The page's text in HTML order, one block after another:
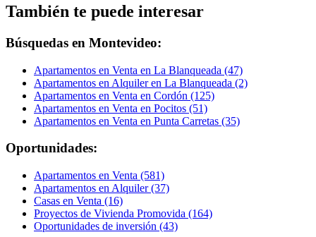
También te puede interesar
Búsquedas en Montevideo:
Apartamentos en Venta en La Blanqueada (47)
Apartamentos en Alquiler en La Blanqueada (2)
Apartamentos en Venta en Cordón (125)
Apartamentos en Venta en Pocitos (51)
Apartamentos en Venta en Punta Carretas (35)
Oportunidades:
Apartamentos en Venta (581)
Apartamentos en Alquiler (37)
Casas en Venta (16)
Proyectos de Vivienda Promovida (164)
Oportunidades de inversión (43)